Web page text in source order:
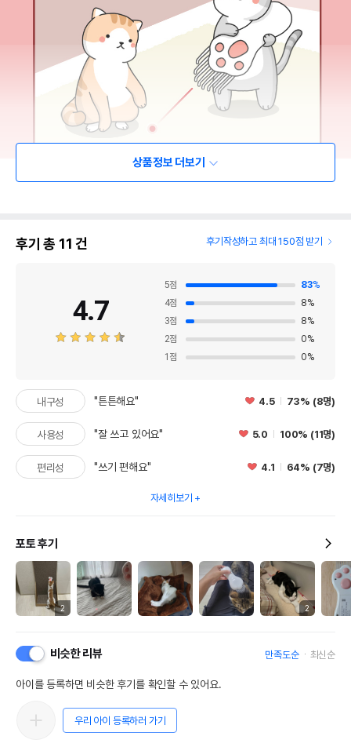
상품정보 더보기
후기 총 11 건 후기작성하고 최대 150점 받기
4.7
5점 83%
4점 8%
3점 8%
2점 0%
1 점 0%
내구성 "튼튼해요" 4.5 73% (8명)
사용성 "잘 쓰고 있어요" 5.0 100% (11명)
편리성 "쓰기 편해요" 4.1 64% (7명)
자세히보기
포토 후기
2 2
비슷한 리뷰 만족도순 최신순
아이를 등록하면 비슷한 후기를 확인할 수 있어요.
우리 아이 등록하러 가기